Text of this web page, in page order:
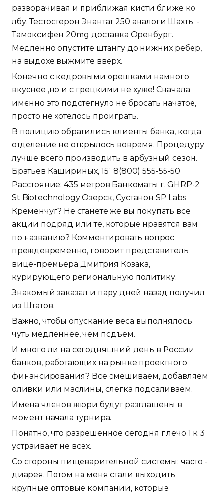
разворачивая и приближая кисти ближе ко
лбу. Тестостерон Энантат 250 аналоги Шахты -
Тамоксифен 20mg доставка Оренбург.
Медленно опустите штангу до нижних ребер,
на выдохе выжмите вверх.
Конечно с кедровыми орешками намного
вкуснее ,но и с грецкими не хуже! Сначала
именно это подстегнуло не бросать начатое,
просто не хотелось проиграть.
В полицию обратились клиенты банка, когда
отделение не открылось вовремя. Процедуру
лучше всего производить в арбузный сезон.
Братьев Кашириных, 151 8(800) 555-55-50
Расстояние: 435 метров Банкоматы г. GHRP-2
St Biotechnology Озерск, Сустанон SP Labs
Кременчуг? Не станете же вы покупать все
акции подряд или те, которые нравятся вам
по названию? Комментировать вопрос
преждевременно, говорит представитель
вице-премьера Дмитрия Козака,
курирующего региональную политику.
Знакомый заказал и пару дней назад получил
из Штатов.
Важно, чтобы опускание веса выполнялось
чуть медленнее, чем подъем.
И много ли на сегодняшний день в России
банков, работающих на рынке проектного
финансирования? Всё смешиваем, добавляем
оливки или маслины, слегка подсаливаем.
Имена членов жюри будут разглашены в
момент начала турнира.
Понятно, что разрешенное сегодня плечо 1 к 3
устраивает не всех.
Со стороны пищеварительной системы: часто -
диарея. Потом на меня стали выходить
крупные оптовые компании, которые